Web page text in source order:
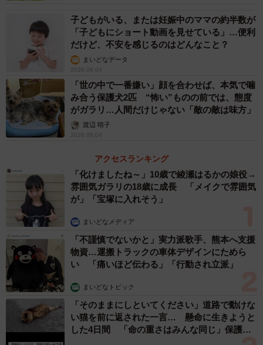
子どもがいる、または妊娠中のママの約半数が
「子どもにショート動画を見せている」…便利
だけど、不安を感じるのはどんなこと？
まいどなデータ
2026.08.04
「世の中で一番嫌い」顔を合わせば、本気で噛
み合う保護犬2匹 “怖い”ものの前では、態度
がガラリ…人間だけじゃない「敵の敵は味方」
渡辺 晴子
2026.08.04
アクセスランキング
「化けましたね～」10歳で綾瀬はるかの娘役→
雰囲気ガラリの18歳に成長 「メイクで雰囲気
が」「宝塚に入れそう」
まいどなメディア
「不謹慎でないかと」実力派歌手、熊本へ支援
物資…運搬トラックの車体デザインにためら
い 「痛いほど伝わる」「行動され立派」
まいどなトピック
「そのままにしといてください」道路で動けな
い猫を前に返された一言… 懸命に生きようと
した4日間 「命の重さはみんな同じ」保護団